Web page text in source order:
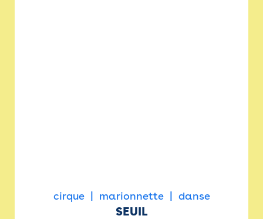
cirque marionnette danse
SEUIL